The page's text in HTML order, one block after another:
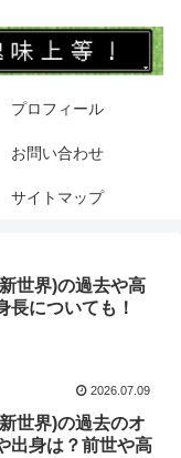
プロフィール
お問い合わせ
サイトマップ
世界)の過去や高
長についても！
2026.07.09
世界)の過去のオ
出身は？前世や高